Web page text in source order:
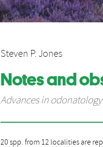
Steven P. Jones
Notes and
Advances in odonatology
20 spp. from 12 localities are